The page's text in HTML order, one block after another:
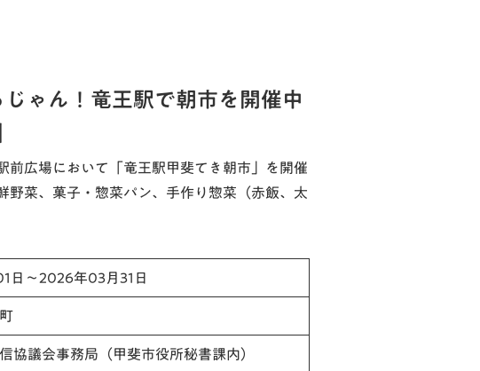
ゃん！竜王駅で朝市を開催中
前広場において「竜王駅甲斐てき朝市」を開催
野菜、菓子・惣菜パン、手作り惣菜（赤飯、太
日～2026年03月31日
協議会事務局（甲斐市役所秘書課内）